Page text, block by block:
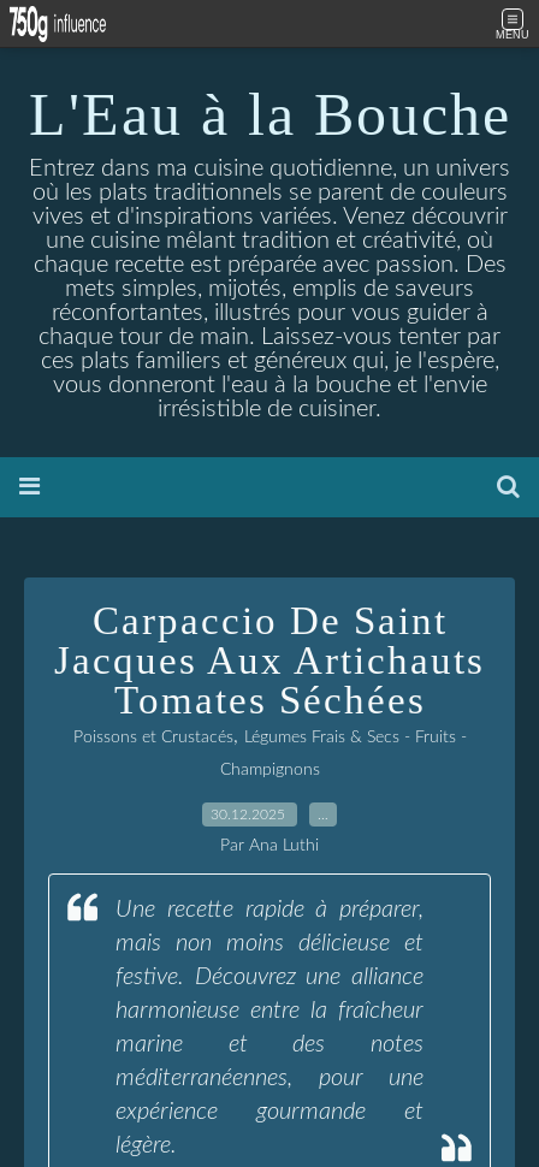
MENU
L'Eau à la Bouche
Entrez dans ma cuisine quotidienne, un univers
où les plats traditionnels se parent de couleurs
vives et d'inspirations variées. Venez découvrir
une cuisine mêlant tradition et créativité, où
chaque recette est préparée avec passion. Des
mets simples, mijotés, emplis de saveurs
réconfortantes, illustrés pour vous guider à
chaque tour de main. Laissez-vous tenter par
ces plats familiers et généreux qui, je l'espère,
vous donneront l'eau à la bouche et l'envie
irrésistible de cuisiner.
Carpaccio De Saint
Jacques Aux Artichauts
Tomates Séchées
Poissons et Crustacés, Légumes Frais & Secs - Fruits -
Champignons
30.12.2025
Par Ana Luthi
Une recette rapide à préparer,
mais non moins délicieuse et
festive. Découvrez une alliance
harmonieuse entre la fraîcheur
marine et des notes
méditerranéennes, pour une
expérience gourmande et
légère.